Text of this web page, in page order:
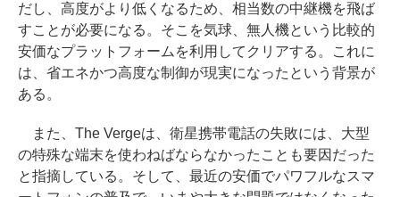
だし、高度がより低くなるため、相当数の中継機を飛ば
すことが必要になる。そこを気球、無人機という比較的
安価なプラットフォームを利用してクリアする。これに
は、省エネかつ高度な制御が現実になったという背景が
ある。
また、The Vergeは、衛星携帯電話の失敗には、大型
の特殊な端末を使わねばならなかったことも要因だった
と指摘している。そして、最近の安価でパワフルなスマ